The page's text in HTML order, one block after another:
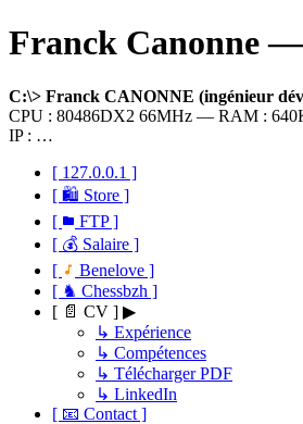
Franck Canonne
C:\> Franck CANONNE (ingénieur
CPU : 80486DX2 66MHz — RAM :
IP : …
[ 127.0.0.1 ]
[ 🛍 Store ]
[
FTP ]
[ 💰 Salaire ]
[
Benelove ]
[ ♞ Chessbzh ]
[ 📄 CV ] ▶
↳ Expérience
↳ Compétences
↳ Télécharger PDF
↳ LinkedIn
[ 📧 Contact ]